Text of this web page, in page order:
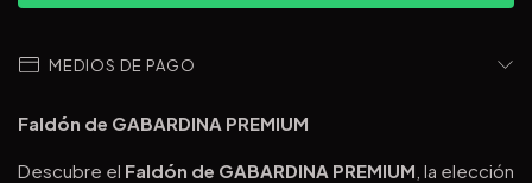
MEDIOS DE PAGO
Faldón de GABARDINA PREMIUM
Descubre el Faldón de GABARDINA PREMIUM , la elección